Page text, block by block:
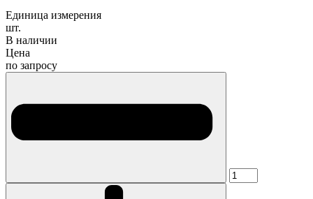
Единица измерения
шт.
В наличии
Цена
по запросу